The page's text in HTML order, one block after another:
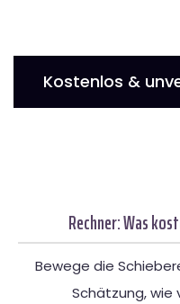
Kostenlos &
Rechner: Was
Bewege die
Schätzung, wie